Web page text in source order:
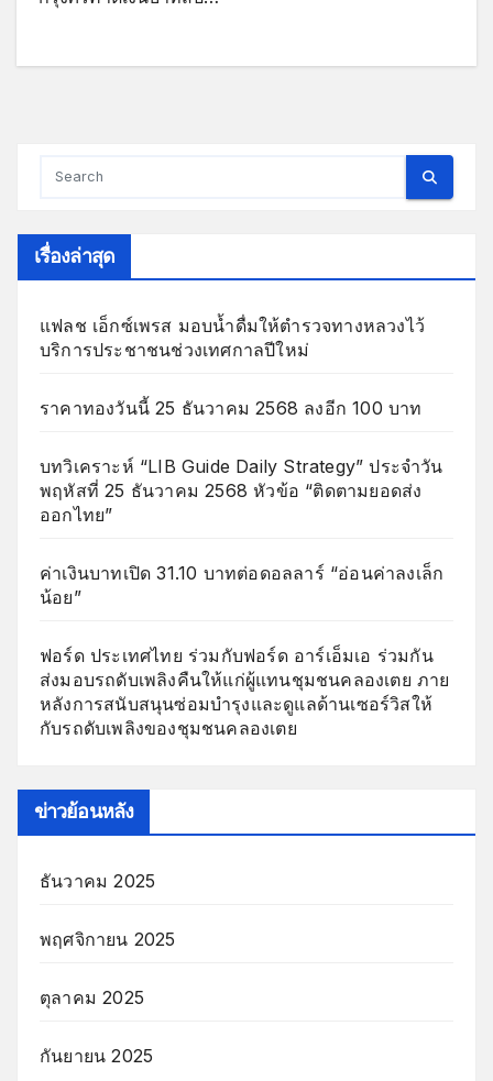
เรื่องล่าสุด
แฟลช เอ็กซ์เพรส มอบน้ำดื่มให้ตำรวจทางหลวงไว้
บริการประชาชนช่วงเทศกาลปีใหม่
ราคาทองวันนี้ 25 ธันวาคม 2568 ลงอีก 100 บาท
บทวิเคราะห์ “LIB Guide Daily Strategy” ประจำวัน
พฤหัสที่ 25 ธันวาคม 2568 หัวข้อ “ติดตามยอดส่ง
ออกไทย”
ค่าเงินบาทเปิด 31.10 บาทต่อดอลลาร์ “อ่อนค่าลงเล็ก
น้อย”
ฟอร์ด ประเทศไทย ร่วมกับฟอร์ด อาร์เอ็มเอ ร่วมกัน
ส่งมอบรถดับเพลิงคืนให้แก่ผู้แทนชุมชนคลองเตย ภาย
หลังการสนับสนุนซ่อมบำรุงและดูแลด้านเซอร์วิสให้
กับรถดับเพลิงของชุมชนคลองเตย
ข่าวย้อนหลัง
ธันวาคม 2025
พฤศจิกายน 2025
ตุลาคม 2025
กันยายน 2025